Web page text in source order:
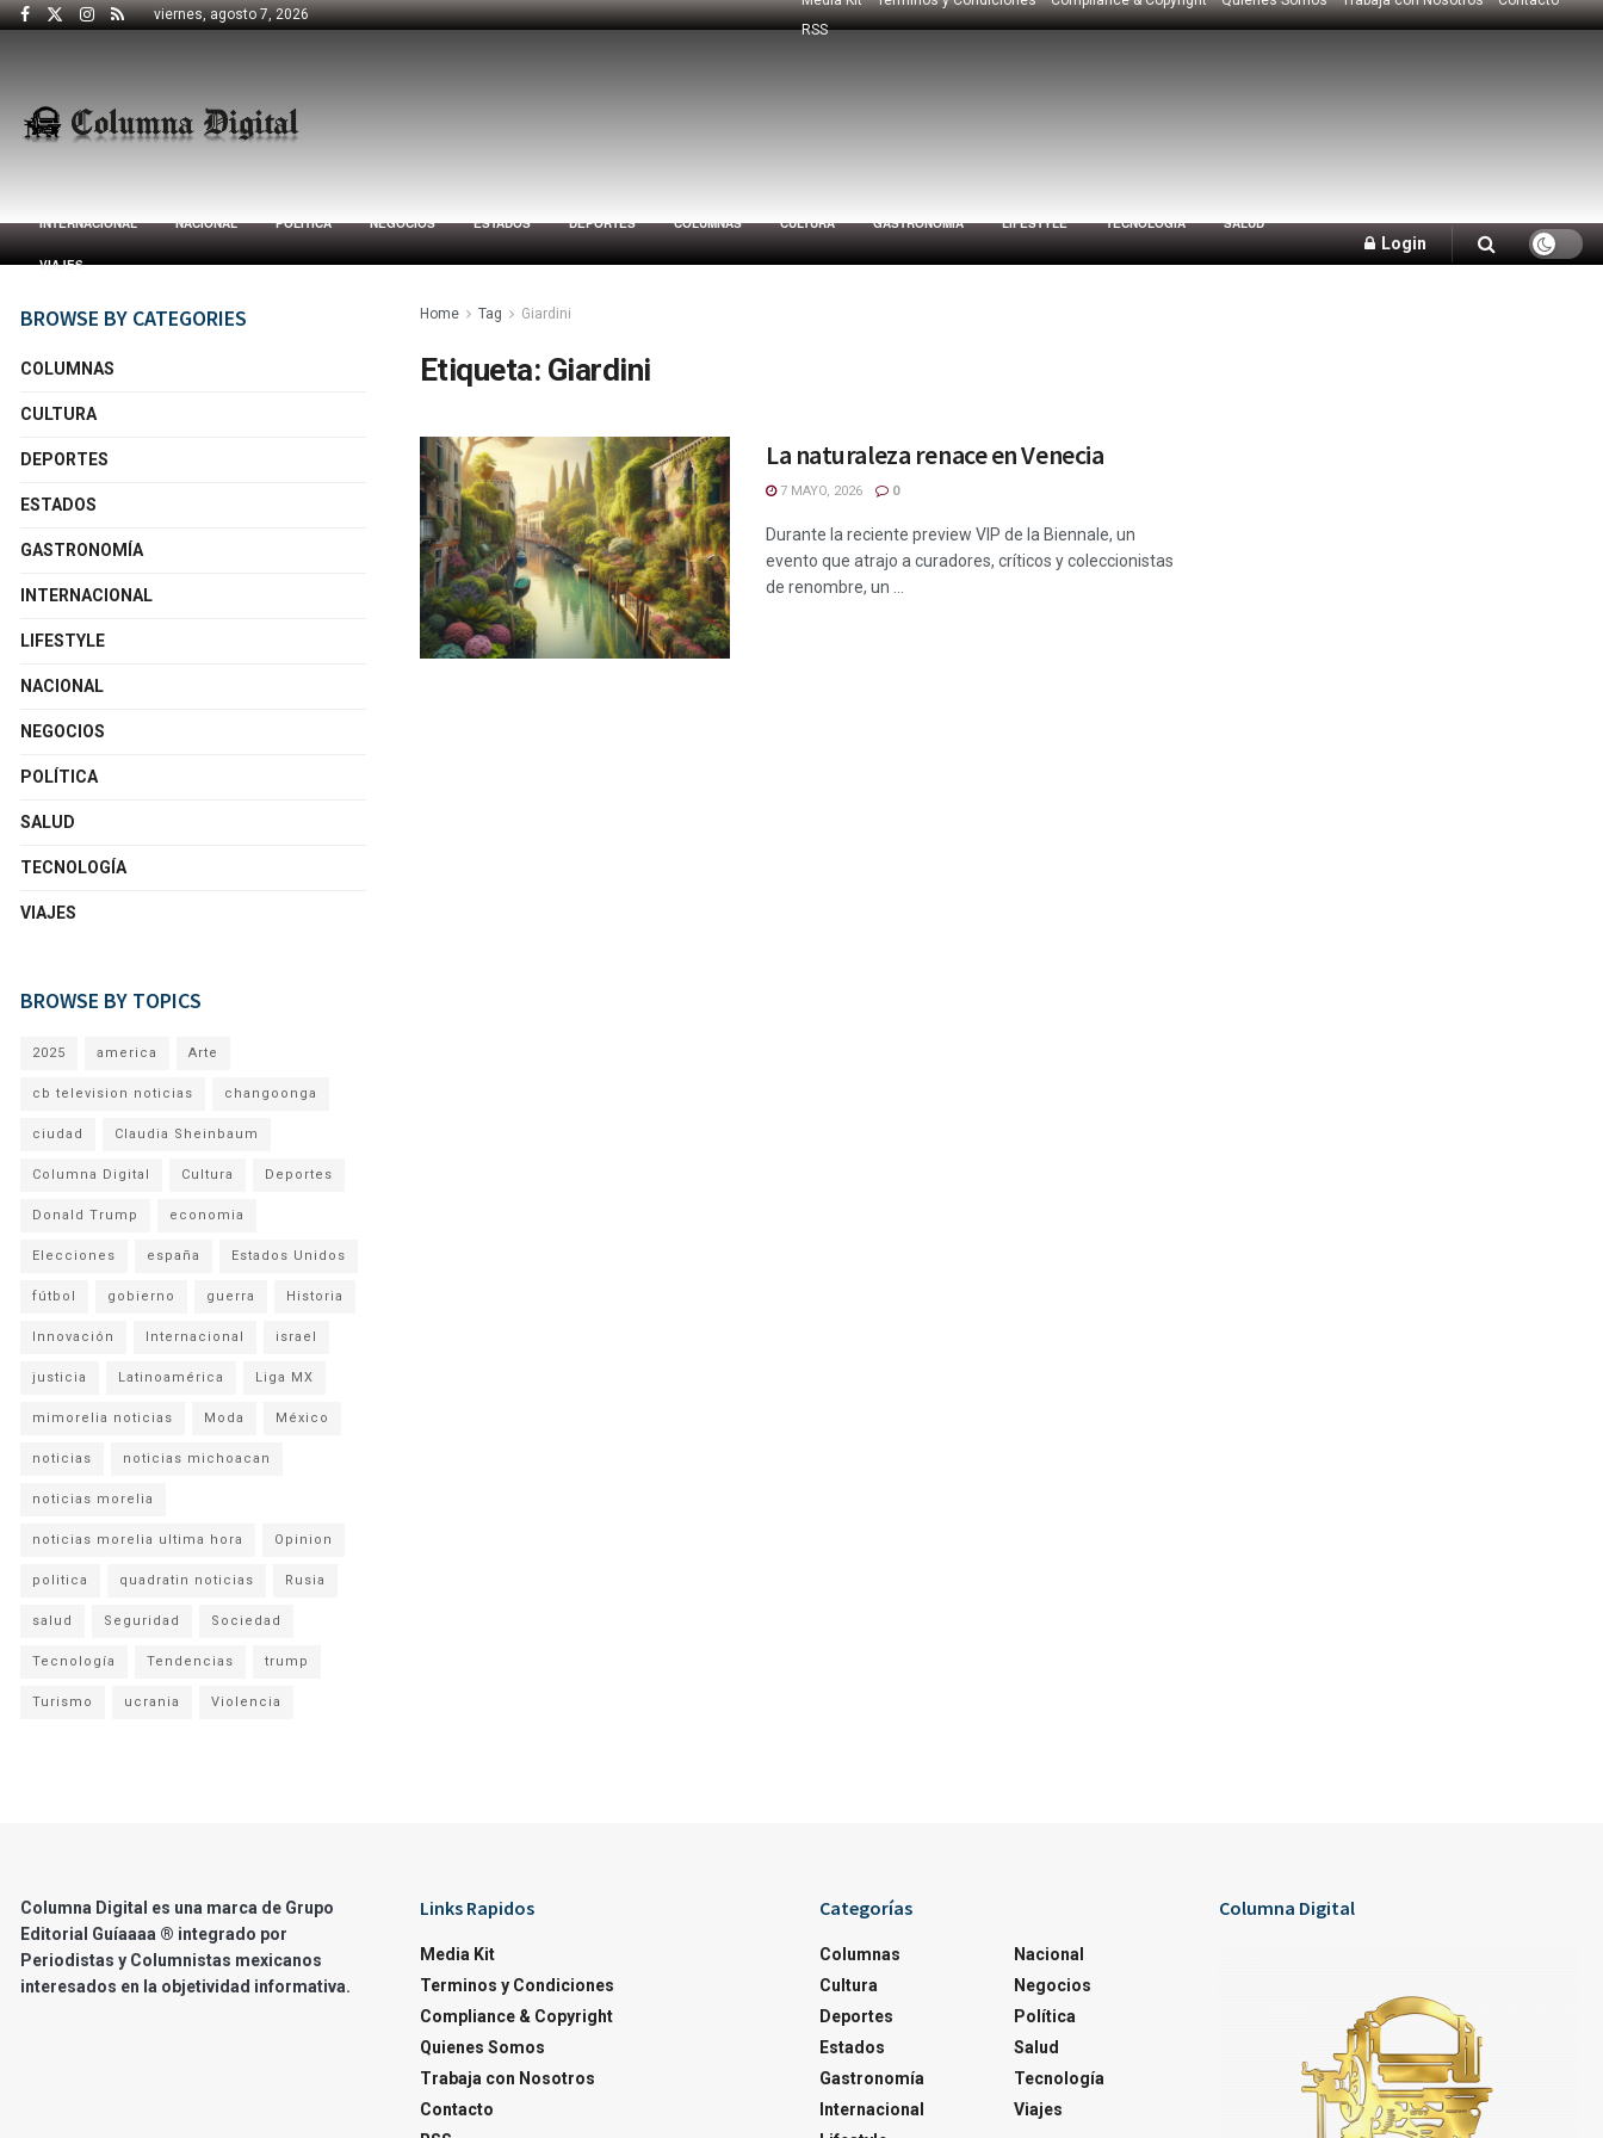
viernes, agosto 7, 2026
RSS
INTERNACIONAL NACIONAL POLÍTICA NEGOCIOS ESTADOS DEPORTES COLUMNAS CULTURA GASTRONOMÍA LIFESTYLE TECNOLOGÍA SALUD
VIAJES
Login
Home Tag Giardini
Etiqueta: Giardini
La naturaleza renace en Venecia
7 MAYO, 2026 0
Durante la reciente preview VIP de la Biennale, un
evento que atrajo a curadores, críticos y coleccionistas
de renombre, un ...
BROWSE BY CATEGORIES
COLUMNAS
CULTURA
DEPORTES
ESTADOS
GASTRONOMÍA
INTERNACIONAL
LIFESTYLE
NACIONAL
NEGOCIOS
POLÍTICA
SALUD
TECNOLOGÍA
VIAJES
BROWSE BY TOPICS
2025 america Arte
cb television noticias changoonga
ciudad Claudia Sheinbaum
Columna Digital Cultura Deportes
Donald Trump economia
Elecciones españa Estados Unidos
fútbol gobierno guerra Historia
Innovación Internacional israel
justicia Latinoamérica Liga MX
mimorelia noticias Moda México
noticias noticias michoacan
noticias morelia
noticias morelia ultima hora Opinion
politica quadratin noticias Rusia
salud Seguridad Sociedad
Tecnología Tendencias trump
Turismo ucrania Violencia
Columna Digital es una marca de Grupo
Editorial Guíaaaa ® integrado por
Periodistas y Columnistas mexicanos
interesados en la objetividad informativa.
Links Rapidos
Media Kit
Terminos y Condiciones
Compliance & Copyright
Quienes Somos
Trabaja con Nosotros
Contacto
Categorías
Columnas
Cultura
Deportes
Estados
Gastronomía
Internacional
Nacional
Negocios
Política
Salud
Tecnología
Viajes
Columna Digital